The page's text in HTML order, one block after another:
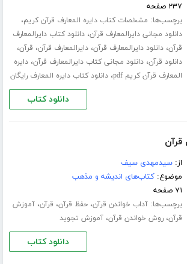
۲۳۷ صفحه
برچسب‌ها: مشخصات کتاب دایره المعارف قرآن کریم،
دانلود مجانی دایرالمعارف قرآن،دانلود کتاب دایرالمعارف
قرآن،دانلود دایرالمعارف قرآن،دایرالمعارف قرآن، قرآن،
دانلود قرآن،دانلود مجانی کتاب دایرالمعارف قرآن،دایره
المعارف قرآن کریم pdf
،دانلود کتاب دایره المعارف رایگان
دانلود کتاب
قرآن
از:سیدمهدى سیف
موضوع:کتاب‌های اندیشه و مذهب
۷۱ صفحه
برچسب‌ها:آداب خواندن قرآن،حفظ قرآن، قرآن،آموزش
قرآن،روش خواندن قرآن،آموزش تجوید
دانلود کتاب